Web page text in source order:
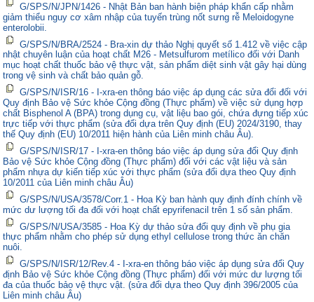
G/SPS/N/JPN/1426 - Nhật Bản ban hành biện pháp khẩn cấp nhằm
giảm thiểu nguy cơ xâm nhập của tuyến trùng nốt sưng rễ Meloidogyne
enterolobii.
G/SPS/N/BRA/2524 - Bra-xin dự thảo Nghị quyết số 1.412 về việc cập
nhật chuyên luận của hoạt chất M26 - Metsulfurom metílico đối với Danh
mục hoạt chất thuốc bảo vệ thực vật, sản phẩm diệt sinh vật gây hại dùng
trong vệ sinh và chất bảo quản gỗ.
G/SPS/N/ISR/16 - I-xra-en thông báo việc áp dụng các sửa đổi đối với
Quy định Bảo vệ Sức khỏe Cộng đồng (Thực phẩm) về việc sử dụng hợp
chất Bisphenol A (BPA) trong dụng cụ, vật liệu bao gói, chứa đựng tiếp xúc
trực tiếp với thực phẩm (sửa đổi dựa trên Quy định (EU) 2024/3190, thay
thế Quy định (EU) 10/2011 hiện hành của Liên minh châu Âu).
G/SPS/N/ISR/17 - I-xra-en thông báo việc áp dụng sửa đổi Quy định
Bảo vệ Sức khỏe Cộng đồng (Thực phẩm) đối với các vật liệu và sản
phẩm nhựa dự kiến tiếp xúc với thực phẩm (sửa đổi dựa theo Quy định
10/2011 của Liên minh châu Âu)
G/SPS/N/USA/3578/Corr.1 - Hoa Kỳ ban hành quy định đính chính về
mức dư lượng tối đa đối với hoạt chất epyrifenacil trên 1 số sản phẩm.
G/SPS/N/USA/3585 - Hoa Kỳ dự thảo sửa đổi quy định về phụ gia
thực phẩm nhằm cho phép sử dụng ethyl cellulose trong thức ăn chăn
nuôi.
G/SPS/N/ISR/12/Rev.4 - I-xra-en thông báo việc áp dụng sửa đổi Quy
định Bảo vệ Sức khỏe Cộng đồng (Thực phẩm) đối với mức dư lượng tối
đa của thuốc bảo vệ thực vật. (sửa đổi dựa theo Quy định 396/2005 của
Liên minh châu Âu)